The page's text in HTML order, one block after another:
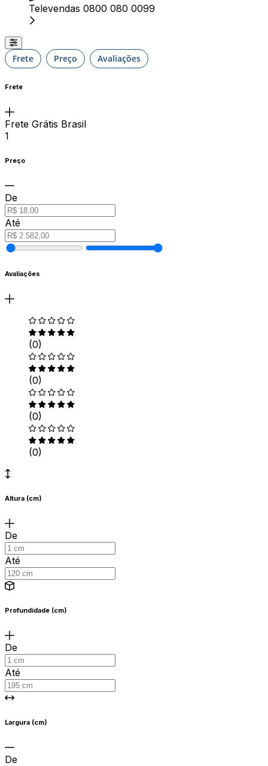
Televendas 0800 080 0099
Frete Preço Avaliações
Frete
Frete Grátis Brasil
1
Preço
De
Até
Avaliações
(0)
(0)
(0)
(0)
Altura (cm)
De
Até
Profundidade (cm)
De
Até
Largura (cm)
De